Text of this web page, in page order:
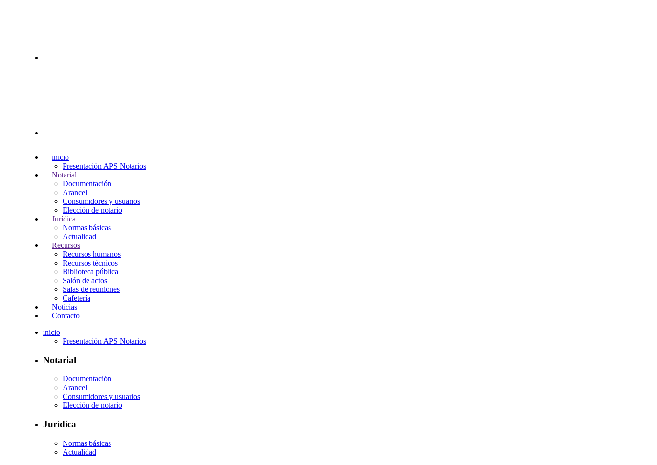
inicio
Presentación APS Notarios
Notarial
Documentación
Arancel
Consumidores y usuarios
Elección de notario
Jurídica
Normas básicas
Actualidad
Recursos
Recursos humanos
Recursos técnicos
Biblioteca pública
Salón de actos
Salas de reuniones
Cafetería
Noticias
Contacto
inicio
Presentación APS Notarios
Notarial
Documentación
Arancel
Consumidores y usuarios
Elección de notario
Jurídica
Normas básicas
Actualidad